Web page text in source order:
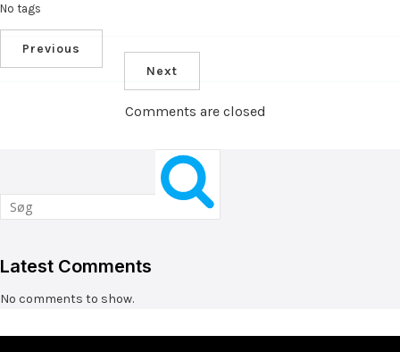
No tags
Previous
Next
Comments are closed
Latest Comments
No comments to show.